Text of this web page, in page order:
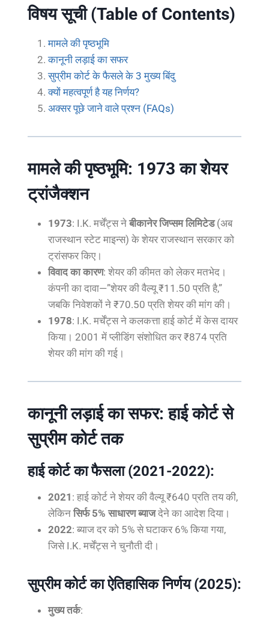
विषय सूची (Table of Contents)
मामले की पृष्ठभूमि
कानूनी लड़ाई का सफर
सुप्रीम कोर्ट के फैसले के 3 मुख्य बिंदु
क्यों महत्वपूर्ण है यह निर्णय?
अक्सर पूछे जाने वाले प्रश्न (FAQs)
मामले की पृष्ठभूमि: 1973 का शेयर
ट्रांजैक्शन
1973: I.K. मर्चेंट्स ने बीकानेर जिप्सम लिमिटेड(अब
राजस्थान स्टेट माइन्स) के शेयर राजस्थान सरकार को
ट्रांसफर किए।
विवाद का कारण: शेयर की कीमत को लेकर मतभेद।
कंपनी का दावा—”शेयर की वैल्यू ₹11.50 प्रति है,”
जबकि निवेशकों ने ₹70.50 प्रति शेयर की मांग की।
1978: I.K. मर्चेंट्स ने कलकत्ता हाई कोर्ट में केस दायर
किया। 2001 में प्लीडिंग संशोधित कर ₹874 प्रति
शेयर की मांग की गई।
कानूनी लड़ाई का सफर: हाई कोर्ट से
सुप्रीम कोर्ट तक
हाई कोर्ट का फैसला (2021-2022):
2021 : हाई कोर्ट ने शेयर की वैल्यू ₹640 प्रति तय की,
लेकिन सिर्फ 5% साधारण ब्याजदेने का आदेश दिया।
2022: ब्याज दर को 5% से घटाकर 6% किया गया,
जिसे I.K. मर्चेंट्स ने चुनौती दी।
सुप्रीम कोर्ट का ऐतिहासिक निर्णय (2025):
मुख्य तर्क: